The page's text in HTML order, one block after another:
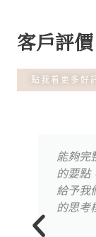
客戶評
點我看更多好
能夠完
的要點
給予我
的思考